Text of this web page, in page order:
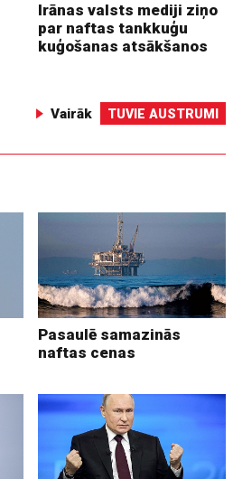
Irānas valsts mediji ziņo
par naftas tankkuģu
kuģošanas atsākšanos
Vairāk TUVIE AUSTRUMI
Pasaulē samazinās
naftas cenas